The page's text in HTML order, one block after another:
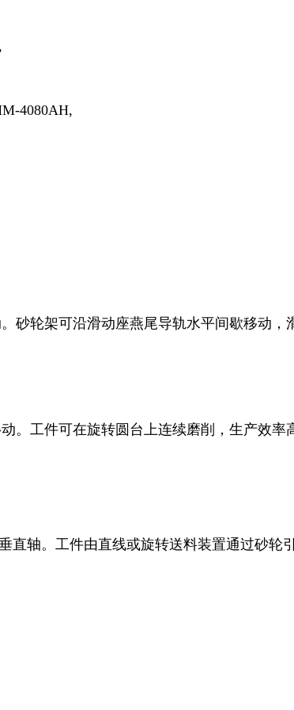
4080AH,
砂轮架可沿滑动座燕尾导轨水平间歇移动，
。工件可在旋转圆台上连续磨削，生产效率
轴。工件由直线或旋转送料装置通过砂轮